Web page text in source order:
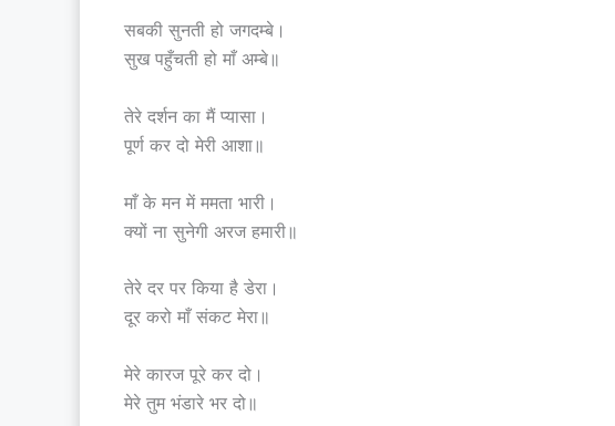
सबकी सुनती हो जगदम्बे।
सुख पहुँचती हो माँ अम्बे॥
तेरे दर्शन का मैं प्यासा।
पूर्ण कर दो मेरी आशा॥
माँ के मन में ममता भारी।
क्यों ना सुनेगी अरज हमारी॥
तेरे दर पर किया है डेरा।
दूर करो माँ संकट मेरा॥
मेरे कारज पूरे कर दो।
मेरे तुम भंडारे भर दो॥